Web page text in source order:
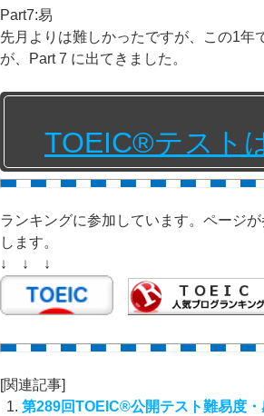
Part7:易
先月よりは難しかったですが、この1年
が、Part 7 に出てきました。
TOEIC®テスト
ランキングに参加しています。ページ
します。
↓ ↓ ↓
[関連記事]
第289回TOEIC®公開テスト難易度